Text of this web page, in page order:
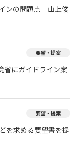
ンの問題点 山上俊
要望・提案
にガイドライン案
要望・提案
を求める要望書を提